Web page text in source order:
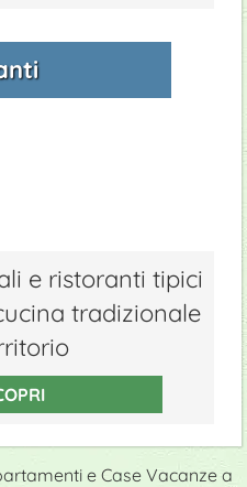
e ristoranti tipici
tradizionale
e Case Vacanze a